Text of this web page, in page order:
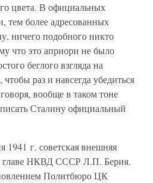
цвета. В официальных
тем более адресованных
ничего подобного никто
что это априори не было
беглого взгляда на
раз и навсегда убедиться
вообще в таком тоне
Сталину официальный
г. советская внешняя
главе НКВД СССР Л.П. Берия.
Политбюро ЦК